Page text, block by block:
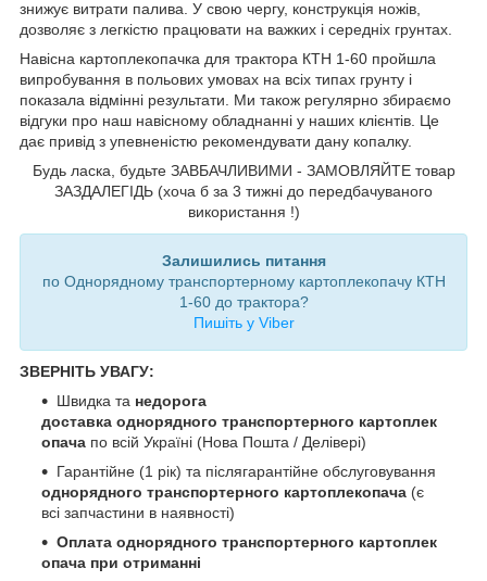
знижує витрати палива. У свою чергу, конструкція ножів,
дозволяє з легкістю працювати на важких і середніх грунтах.
Навісна картоплекопачка для трактора КТН 1-60 пройшла
випробування в польових умовах на всіх типах грунту і
показала відмінні результати. Ми також регулярно збираємо
відгуки про наш навісному обладнанні у наших клієнтів. Це
дає привід з упевненістю рекомендувати дану копалку.
Будь ласка, будьте ЗАВБАЧЛИВИМИ - ЗАМОВЛЯЙТЕ товар
ЗАЗДАЛЕГІДЬ (хоча б за 3 тижні до передбачуваного
використання !)
Залишились питання
по Однорядному транспортерному картоплекопачу КТН
1-60 до трактора?
Пишіть у Viber
ЗВЕРНІТЬ УВАГУ:
Швидка та недорога
доставка однорядного транспортерного картоплек
опача по всій Україні (Нова Пошта / Делівері)
Гарантійне (1 рік) та післягарантійне обслуговування
однорядного транспортерного картоплекопача (є
всі запчастини в наявності)
Оплата однорядного транспортерного картоплек
опача при отриманні